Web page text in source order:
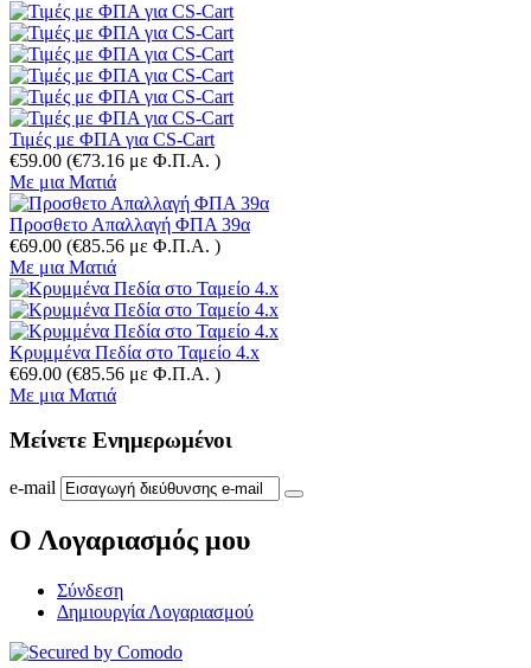
Τιμές με ΦΠΑ για CS-Cart
€59.00 (€73.16 με Φ.Π.Α. )
Με μια Ματιά
Προσθετο Απαλλαγή ΦΠΑ 39α
€69.00 (€85.56 με Φ.Π.Α. )
Με μια Ματιά
Κρυμμένα Πεδία στο Ταμείο 4.x
€69.00 (€85.56 με Φ.Π.Α. )
Με μια Ματιά
Μείνετε Ενημερωμένοι
e-mail
Ο Λογαριασμός μου
Σύνδεση
Δημιουργία Λογαριασμού